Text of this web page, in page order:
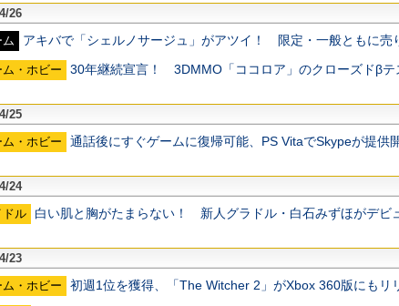
26
ム
アキバで「シェルノサージュ」がアツイ！ 限定・一般ともに売
ム・ホビー 30年継続宣言！ 3DMMO「ココロア」のクローズドβテ
25
ム・ホビー
通話後にすぐゲームに復帰可能、PS VitaでSkypeが提供
24
ドル
白い肌と胸がたまらない！ 新人グラドル・白石みずほがデビ
23
ム・ホビー
初週1位を獲得、「The Witcher 2」がXbox 360版にもリ